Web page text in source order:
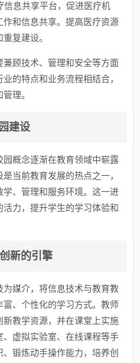
信息共享平台，促进医疗机
和信息共享。提高医疗资源
复建设。
顾技术、管理和安全等方面
的特点和业务流程相结合，
理。
建设
概念逐渐在教育领域中崭露
当前教育发展的热点之一，
、管理和服务环境。这一进
力，提升学生的学习体验和
新的引擎
媒介，将信息技术与教育教
、个性化的学习方式。教师
教学资源，并在课堂上实施
虚拟实验室、在线课程等手
锻炼动手操作能力，培养创